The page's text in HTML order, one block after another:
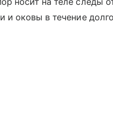
и оковы в течение